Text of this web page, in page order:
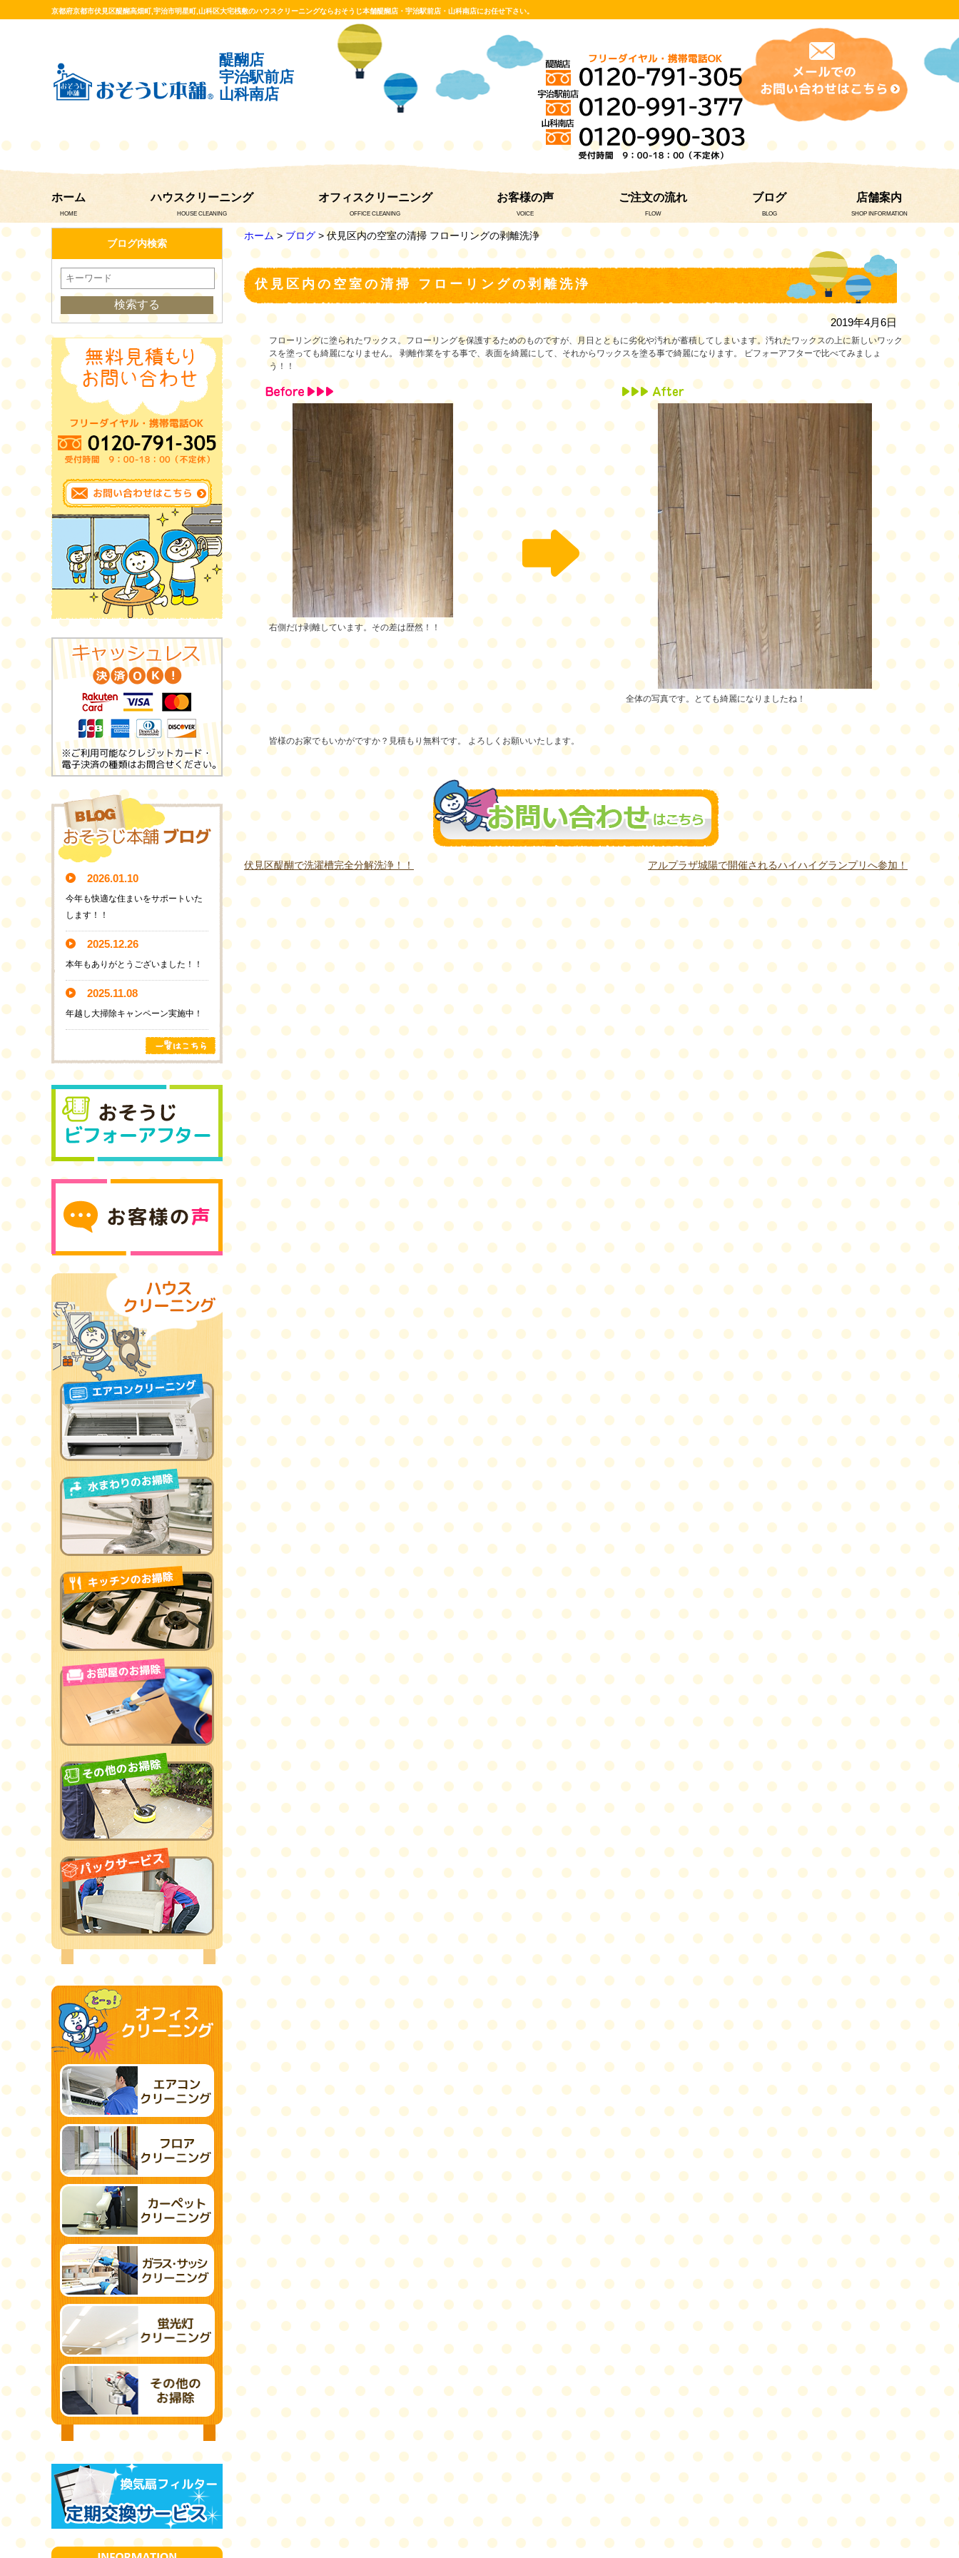
京都府京都市伏見区醍醐高畑町,宇治市明星町,山科区大宅桟敷のハウスクリーニングならおそうじ本舗醍醐店・宇治駅前店・山科南店にお任せ下さい。
醍醐店
宇治駅前店
山科南店
ホーム
HOME
ハウスクリーニング
HOUSE CLEANING
オフィスクリーニング
OFFICE CLEANING
お客様の声
VOICE
ご注文の流れ
FLOW
ブログ
BLOG
店舗案内
SHOP INFORMATION
ホーム> ブログ > 伏見区内の空室の清掃 フローリングの剥離洗浄
伏見区内の空室の清掃 フローリングの剥離洗浄
2019年4月6日
フローリングに塗られたワックス。フローリングを保護するためのものですが、月日とともに劣化や汚れが蓄積してしまいます。汚れたワックスの上に新しいワック
スを塗っても綺麗になりません。 剥離作業をする事で、表面を綺麗にして、それからワックスを塗る事で綺麗になります。 ビフォーアフターで比べてみましょ
う！！
右側だけ剥離しています。その差は歴然！！
全体の写真です。とても綺麗になりましたね！
皆様のお家でもいかがですか？見積もり無料です。 よろしくお願いいたします。
伏見区醍醐で洗濯槽完全分解洗浄！！ アルプラザ城陽で開催されるハイハイグランプリへ参加！
ブログ内検索
2026.01.10
今年も快適な住まいをサポートいた
します！！
2025.12.26
本年もありがとうございました！！
2025.11.08
年越し大掃除キャンペーン実施中！